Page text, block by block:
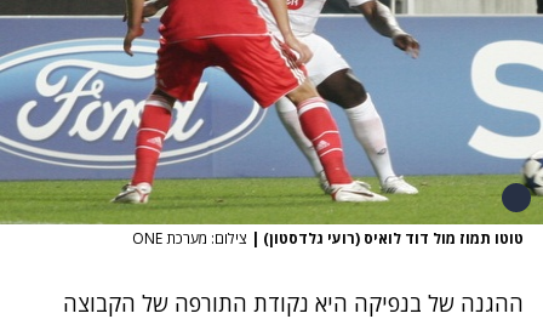
טוטו תמוז מול דוד לואיס (רועי גלדסטון) | צילום: מערכת ONE
ההגנה של בנפיקה היא נקודת התורפה של הקבוצה